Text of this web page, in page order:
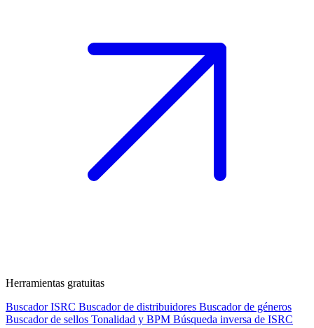
Herramientas gratuitas
Buscador ISRC Buscador de distribuidores Buscador de géneros
Buscador de sellos Tonalidad y BPM Búsqueda inversa de ISRC